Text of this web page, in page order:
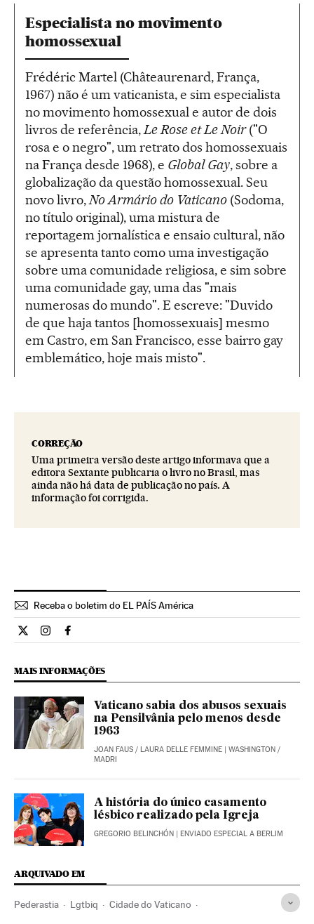
Especialista no movimento
homossexual
Frédéric Martel (Châteaurenard, França,
1967) não é um vaticanista, e sim especialista
no movimento homossexual e autor de dois
livros de referência,Le Rose et Le Noir("O
rosa e o negro", um retrato dos homossexuais
na França desde 1968), e Global Gay, sobre a
globalização da questão homossexual. Seu
novo livro,No Armário do Vaticano (Sodoma,
no título original), uma mistura de
reportagem jornalística e ensaio cultural, não
se apresenta tanto como uma investigação
sobre uma comunidade religiosa, e sim sobre
uma comunidade gay, uma das "mais
numerosas do mundo". E escreve: "Duvido
de que haja tantos [homossexuais] mesmo
em Castro, em San Francisco, esse bairro gay
emblemático, hoje mais misto".
CORREÇÃO
Uma primeira versão deste artigo informava que a
editora Sextante publicaria o livro no Brasil, mas
ainda não há data de publicação no país. A
informação foi corrigida.
Receba o boletim do EL PAÍS América
Internacional El País Brasil en Twitter
Internacional El País Brasil en Instagram
Internacional El País Brasil en Facebook
MAIS INFORMAÇÕES
Vaticano sabia dos abusos sexuais
na Pensilvânia pelo menos desde
1963
JOAN FAUS / LAURA DELLE FEMMINE | WASHINGTON /
MADRI
A história do único casamento
lésbico realizado pela Igreja
GREGORIO BELINCHÓN | ENVIADO ESPECIAL A BERLIM
ARQUIVADO EM
Pederastia Lgtbiq Cidade do Vaticano